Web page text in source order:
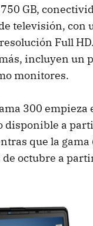
GB,
televisión, con
Full
incluyen un
monitores.
300 empieza
disponible a
que la gama
octubre a